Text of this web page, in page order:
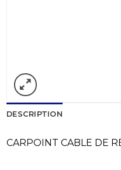
DESCRIPTION
CARPOINT CABLE DE